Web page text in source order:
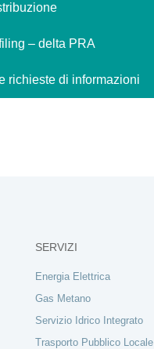
– delta PRA
richieste di informazioni
SERVIZI
Energia Elettrica
Gas Metano
Servizio Idrico Integrato
Trasporto Pubblico Locale